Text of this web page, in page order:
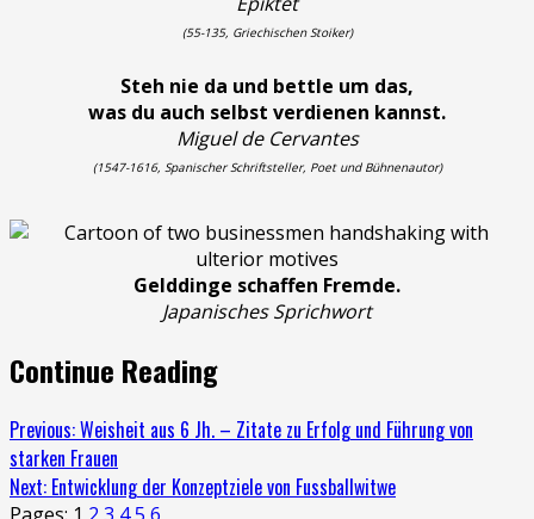
(55-135, Griechischen Stoiker)
Steh nie da und bettle um das,
was du auch selbst verdienen kannst.
Miguel de Cervantes
(1547-1616, Spanischer Schriftsteller, Poet und Bühnenautor)
Gelddinge schaffen Fremde.
Japanisches Sprichwort
Continue Reading
Previous:Weisheit aus 6 Jh. – Zitate zu Erfolg und Führung von
starken Frauen
Next: Entwicklung der Konzeptziele von Fussballwitwe